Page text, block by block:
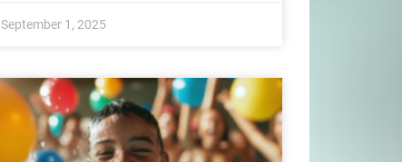
September 1, 2025